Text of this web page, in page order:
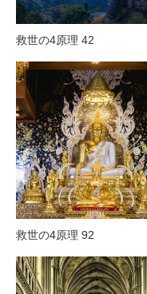
救世の4原理 42
救世の4原理 92